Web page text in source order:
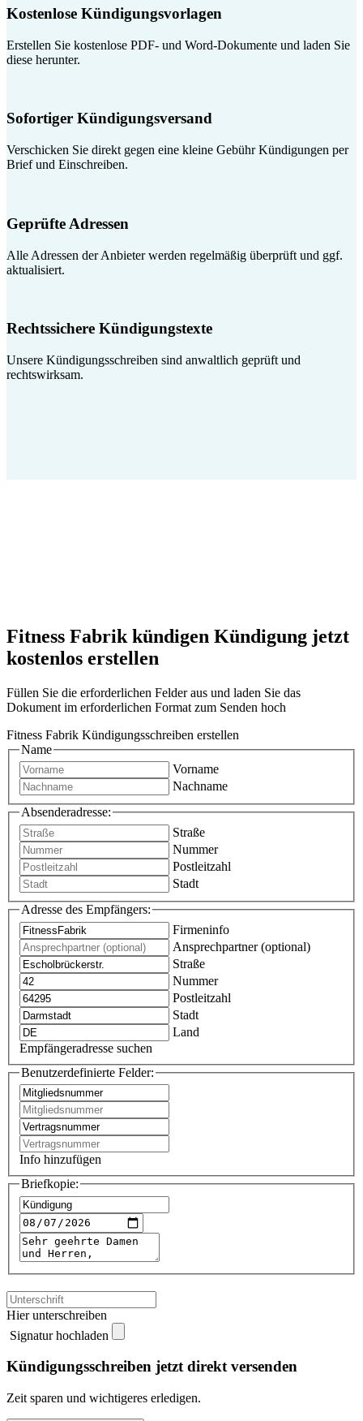
Kostenlose Kündigungsvorlagen
Erstellen Sie kostenlose PDF- und Word-Dokumente und laden Sie
diese herunter.
Sofortiger Kündigungsversand
Verschicken Sie direkt gegen eine kleine Gebühr Kündigungen per
Brief und Einschreiben.
Geprüfte Adressen
Alle Adressen der Anbieter werden regelmäßig überprüft und ggf.
aktualisiert.
Rechtssichere Kündigungstexte
Unsere Kündigungsschreiben sind anwaltlich geprüft und
rechtswirksam.
Fitness Fabrik kündigen Kündigung jetzt
kostenlos erstellen
Füllen Sie die erforderlichen Felder aus und laden Sie das
Dokument im erforderlichen Format zum Senden hoch
Fitness Fabrik Kündigungsschreiben erstellen
Name
Vorname
Nachname
Absenderadresse:
Straße
Nummer
Postleitzahl
Stadt
Adresse des Empfängers:
Firmeninfo
Ansprechpartner (optional)
Straße
Nummer
Postleitzahl
Stadt
Land
Empfängeradresse suchen
Benutzerdefinierte Felder:
Info hinzufügen
Briefkopie:
Hier unterschreiben
Signatur hochladen
Kündigungsschreiben jetzt direkt versenden
Zeit sparen und wichtigeres erledigen.